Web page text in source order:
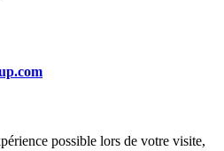
possible lors de votre visite,